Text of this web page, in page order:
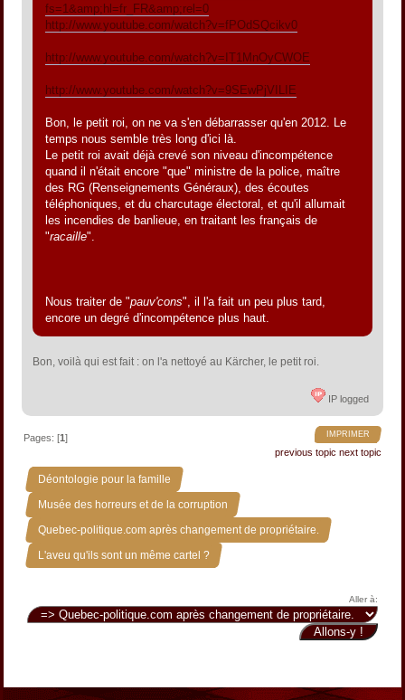
fs=1&amp;hl=fr_FR&amp;rel=0
http://www.youtube.com/watch?v=fPOdSQcikv0
http://www.youtube.com/watch?v=IT1MnOyCWOE
http://www.youtube.com/watch?v=9SEwPjVILIE
Bon, le petit roi, on ne va s'en débarrasser qu'en 2012. Le
temps nous semble très long d'ici là.
Le petit roi avait déjà crevé son niveau d'incompétence
quand il n'était encore "que" ministre de la police, maître
des RG (Renseignements Généraux), des écoutes
téléphoniques, et du charcutage électoral, et qu'il allumait
les incendies de banlieue, en traitant les français de
"racaille".
Nous traiter de "pauv'cons", il l'a fait un peu plus tard,
encore un degré d'incompétence plus haut.
Bon, voilà qui est fait : on l'a nettoyé au Kärcher, le petit roi.
IP logged
IMPRIMER
Pages: [1]
previous topic next topic
Déontologie pour la famille »
Musée des horreurs et de la corruption »
Quebec-politique.com après changement de propriétaire. »
L'aveu qu'ils sont un même cartel ?
Aller à: